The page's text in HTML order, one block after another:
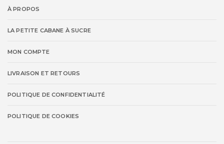
À PROPOS
LA PETITE CABANE À SUCRE
MON COMPTE
LIVRAISON ET RETOURS
POLITIQUE DE CONFIDENTIALITÉ
POLITIQUE DE COOKIES